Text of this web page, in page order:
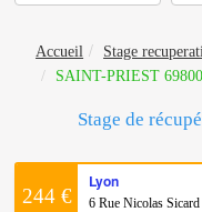
Accueil
Stage
SAINT-PRIEST 69800
Stage de
244 €
Lyon
6 Rue Nicolas Sicard